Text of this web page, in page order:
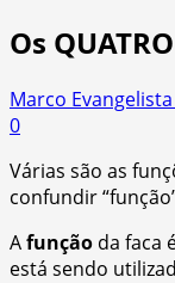
Os
Marco Evangelista
0
Várias são as
confundir
Afunção da faca
está sendo